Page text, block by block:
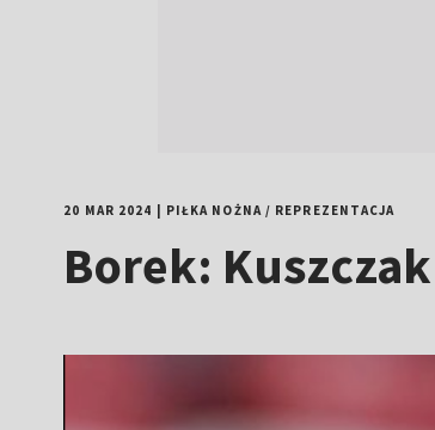
20 MAR 2024 PIŁKA NOŻNA/ REPREZENTACJA
Borek: